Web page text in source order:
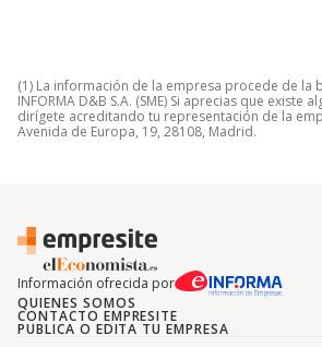
(1) La información de la empresa procede de la
INFORMA D&B S.A. (SME) Si aprecias que existe
dirígete acreditando tu representación de la
Avenida de Europa, 19, 28108, Madrid.
Información ofrecida por
QUIENES SOMOS
CONTACTO EMPRESITE
PUBLICA O EDITA TU EMPRESA